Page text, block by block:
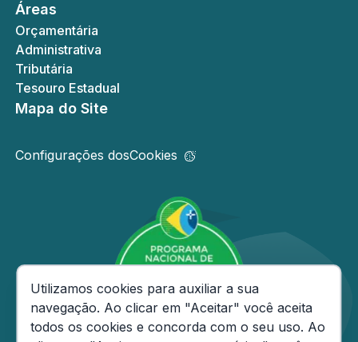
Áreas
Orçamentária
Administrativa
Tributária
Tesouro Estadual
Mapa do Site
Configurações dosCookies
Consentimento de Cookies
Utilizamos cookies para auxiliar a sua
navegação. Ao clicar em "Aceitar" você aceita
todos os cookies e concorda com o seu uso. Ao